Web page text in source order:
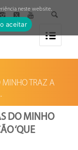
MINHO TRAZ A
DO MINHO
‘QUE
neste website.
aceitar